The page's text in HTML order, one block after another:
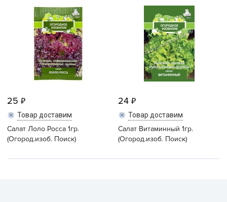
25
Товар доставим
Салат Лоло Росса 1гр.
(Огород.изоб. Поиск)
24
Товар доставим
Салат Витаминный 1гр.
(Огород.изоб. Поиск)